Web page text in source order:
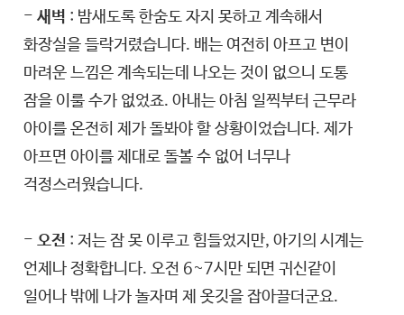
- 새벽 : 밤새도록 한숨도 자지 못하고 계속해서
화장실을 들락거렸습니다. 배는 여전히 아프고 변이
마려운 느낌은 계속되는데 나오는 것이 없으니 도통
잠을 이룰 수가 없었죠. 아내는 아침 일찍부터 근무라
아이를 온전히 제가 돌봐야 할 상황이었습니다. 제가
아프면 아이를 제대로 돌볼 수 없어 너무나
걱정스러웠습니다.
- 오전 : 저는 잠 못 이루고 힘들었지만, 아기의 시계는
언제나 정확합니다. 오전 6~7시만 되면 귀신같이
일어나 밖에 나가 놀자며 제 옷깃을 잡아끌더군요.